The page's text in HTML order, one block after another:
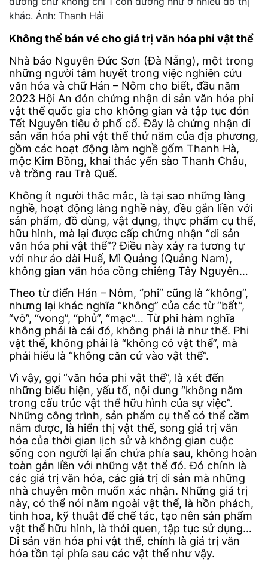
khác. Ảnh: Thanh Hải
Không thể bán vé cho giá trị văn hóa phi vật thể
Nhà báo Nguyễn Đức Sơn (Đà Nẵng), một trong
những người tâm huyết trong việc nghiên cứu
văn hóa và chữ Hán – Nôm cho biết, đầu năm
2023 Hội An đón chứng nhận di sản văn hóa phi
vật thể quốc gia cho không gian và tập tục đón
Tết Nguyên tiêu ở phố cổ. Đây là chứng nhận di
sản văn hóa phi vật thể thứ năm của địa phương,
gồm các hoạt động làm nghề gốm Thanh Hà,
mộc Kim Bồng, khai thác yến sào Thanh Châu,
và trồng rau Trà Quế.
Không ít người thắc mắc, là tại sao những làng
nghề, hoạt động làng nghề này, đều gắn liền với
sản phẩm, đồ dùng, vật dụng, thực phẩm cụ thể,
hữu hình, mà lại được cấp chứng nhận “di sản
văn hóa phi vật thể”? Điều này xảy ra tương tự
với như áo dài Huế, Mì Quảng (Quảng Nam),
không gian văn hóa cồng chiêng Tây Nguyên…
Theo từ điển Hán – Nôm, “phi” cũng là “không”,
nhưng lại khác nghĩa “không” của các từ “bất”,
“vô”, “vong”, “phủ”, “mạc”… Từ phi hàm nghĩa
không phải là cái đó, không phải là như thế. Phi
vật thể, không phải là “không có vật thể”, mà
phải hiểu là “không căn cứ vào vật thể”.
Vì vậy, gọi “văn hóa phi vật thể”, là xét đến
những biểu hiện, yếu tố, nội dung “không nằm
trong cấu trúc vật thể hữu hình của sự việc”.
Những công trình, sản phẩm cụ thể có thể cầm
nắm được, là hiển thị vật thể, song giá trị văn
hóa của thời gian lịch sử và không gian cuộc
sống con người lại ẩn chứa phía sau, không hoàn
toàn gắn liền với những vật thể đó. Đó chính là
các giá trị văn hóa, các giá trị di sản mà những
nhà chuyên môn muốn xác nhận. Những giá trị
này, có thể nói nằm ngoài vật thể, là hồn phách,
tinh hoa, kỹ thuật để chế tác, tạo nên sản phẩm
vật thể hữu hình, là thói quen, tập tục sử dụng…
Di sản văn hóa phi vật thể, chính là giá trị văn
hóa tồn tại phía sau các vật thể như vậy.